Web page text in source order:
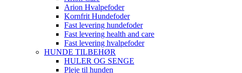
Arion Hvalpefoder
Kornfrit Hundefoder
Fast levering hundefoder
Fast levering health and care
Fast levering hvalpefoder
HUNDE TILBEHØR
HULER OG SENGE
Pleje til hunden